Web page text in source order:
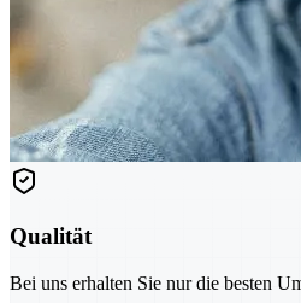
Qualität
Bei uns erhalten Sie nur die besten